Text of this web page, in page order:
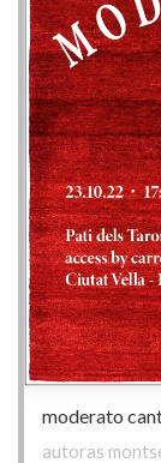
moderato
autoras